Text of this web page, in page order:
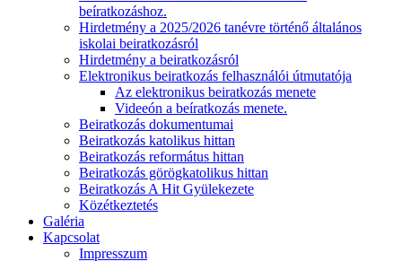
beíratkozáshoz.
Hirdetmény a 2025/2026 tanévre történő általános
iskolai beiratkozásról
Hirdetmény a beiratkozásról
Elektronikus beiratkozás felhasználói útmutatója
Az elektronikus beiratkozás menete
Videeón a beíratkozás menete.
Beiratkozás dokumentumai
Beiratkozás katolikus hittan
Beiratkozás református hittan
Beiratkozás görögkatolikus hittan
Beiratkozás A Hit Gyülekezete
Közétkeztetés
Galéria
Kapcsolat
Impresszum